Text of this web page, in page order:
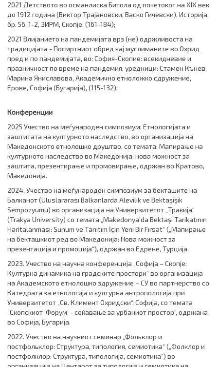
2021 Детството во османлиска Битола од почетокот на XIX век
до 1912 година (Виктор Трајановски, Васко Гичевски), Историја,
бр. 56, 1-2, ЗИРМ, Скопје, (161-184);
2021 Влијанието на пандемијата врз (не) одржливоста на
традицијата - Посмртниот обред кај муслиманите во Охрид
пред и по пандемијата, во: София-Скопие: всекидневие и
празничност по време на пандемия, уредници: Стамен Кънев,
Марина Яниславова, Академично етноложко сдружение,
Ерове, Софија (Бугарија), (115-132);
Конференции
2025 Учество на меѓународен симпозиум: Етнологијата и
заштитата на културното наследство, во организација на
Македонското етнолошко друштво, со темата: Mапирање на
културното наследство во Mакедонија: нова можност за
заштита, презентирање и промовирање, одржан во Кратово,
Македонија.
2024. Учество на меѓународен симпозиум за бекташите на
Балканот (Uluslararası Balkanlarda Alevilik ve Bektaşişik
Sempozyumu) во организација на Универзитетот „Тракија“
(Trakya University) со темата „Makedonya’da Bektaşi Tarikatının
Haritalanması: Sunum ve Tanıtım İçin Yeni Bir Fırsat“ („Мапирање
на бекташкиот ред во Македонија: Нова можност за
презентација и промоција“), одржан во Едрене, Турција.
2023. Учество на научна конференција „Софиja – Скопjе:
Културна динамика на градските простори“ во организација
на Академското етнолошко здружение – СУ во партнерство со
Катедрата за етнологија и културна антропологија при
Универзитетот „Св. Климент Охридски“, Софија, со темата
„Скопскиот ’Форум‘ - сеќавање за урбаниот простор“, одржана
во Софија, Бугарија.
2022. Учество на научниот семинар „Фольклор и
постфольклор: Структура, типология, семиотика“ („Фолклор и
постфолклор: Структура, типологија, семиотика“) во